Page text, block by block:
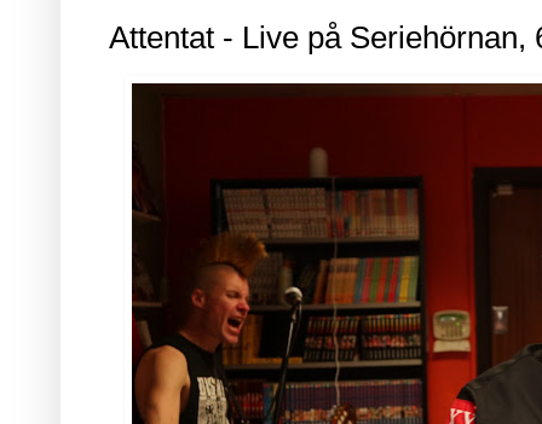
Attentat - Live på Seriehörnan,